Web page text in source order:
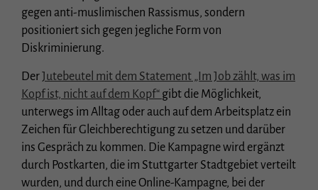
gegen anti-muslimischen Rassismus, sondern
positioniert sich gegen jegliche Form von
Diskriminierung.
DerJutebeutel mit dem Statement „Im Job zählt, was im
Kopf ist, nicht auf dem Kopf“ gibt die Möglichkeit,
unterwegs im Alltag oder auch auf dem Arbeitsplatz ein
Zeichen für Gleichberechtigung zu setzen und darüber
ins Gespräch zu kommen. Die Kampagne wird ergänzt
durch Postkarten, die im Stuttgarter Stadtgebiet verteilt
wurden, und durch eine Online-Kampagne, bei der
Essenzielle Cookies ermöglichen grundlegende Funktionen und sind für die
einwandfreie Funktion der Website erforderlich.
Statistiken (1)
Statistik Cookies erfassen Informationen anonym. Diese Informationen helfen uns
zu verstehen, wie unsere Besucher unsere Website nutzen.
Cookie-Informationen anzeigen
Externe Medien (3)